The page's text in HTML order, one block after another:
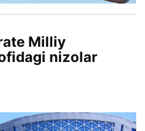
Milliy
nizolar